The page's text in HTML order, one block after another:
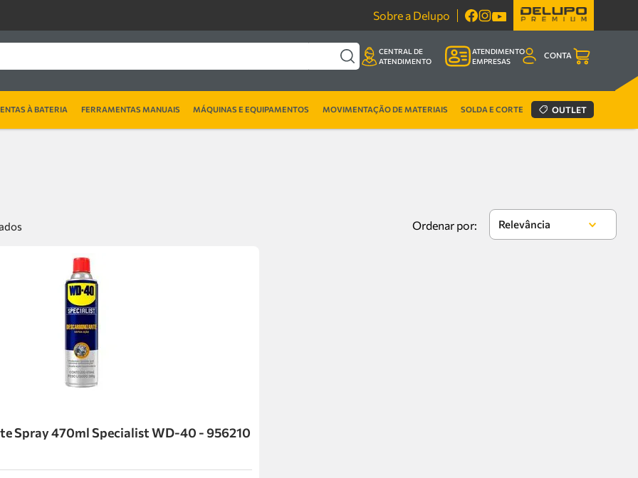
Sobre a Delupo
CENTRAL DE
ATENDIMENTO
ATENDIMENTO
EMPRESAS
CONTA
À BATERIA FERRAMENTAS MANUAIS MÁQUINAS E EQUIPAMENTOS MOVIMENTAÇÃO DE MATERIAIS SOLDA E CORTE OUTLET
Relevância
Spray 470ml Specialist WD-40 - 956210